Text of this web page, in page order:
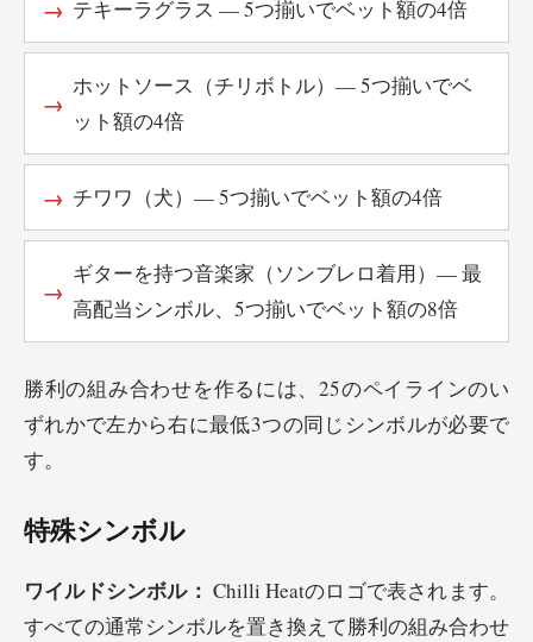
テキーラグラス — 5つ揃いでベット額の4倍
ホットソース（チリボトル）— 5つ揃いでベ
ット額の4倍
チワワ（犬）— 5つ揃いでベット額の4倍
ギターを持つ音楽家（ソンブレロ着用）— 最
高配当シンボル、5つ揃いでベット額の8倍
勝利の組み合わせを作るには、25のペイラインのい
ずれかで左から右に最低3つの同じシンボルが必要で
す。
特殊シンボル
ワイルドシンボル： Chilli Heatのロゴで表されます。
すべての通常シンボルを置き換えて勝利の組み合わせ